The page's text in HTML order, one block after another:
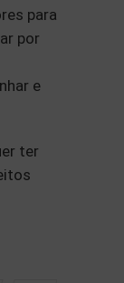
para
por
e
ter